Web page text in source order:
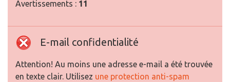
Avertissements : 11
E-mail confidentialité
Attention! Au moins une adresse e-mail a été trouvée
en texte clair. Utilisez une protection anti-spam